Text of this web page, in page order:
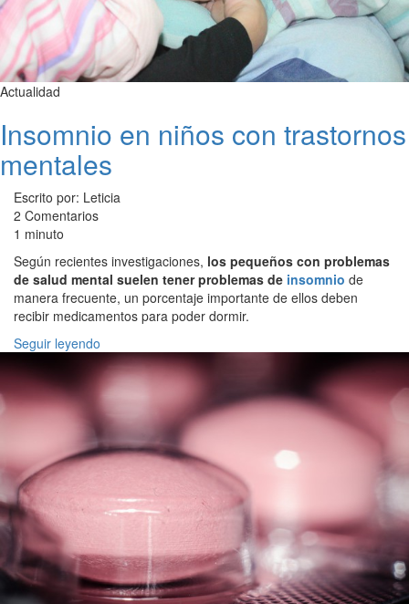
Actualidad
Insomnio en niños con trastornos
mentales
Escrito por: Leticia
2 Comentarios
1 minuto
Según recientes investigaciones, los pequeños con problemas
de salud mental suelen tener problemas de insomnio de
manera frecuente, un porcentaje importante de ellos deben
recibir medicamentos para poder dormir.
Seguir leyendo